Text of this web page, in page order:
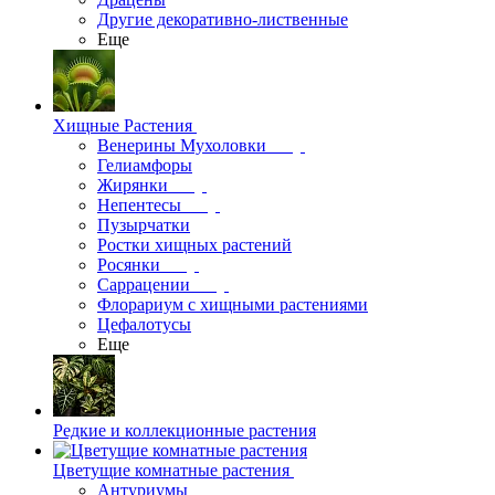
Другие декоративно-лиственные
Еще
Хищные Растения
Венерины Мухоловки
Гелиамфоры
Жирянки
Непентесы
Пузырчатки
Ростки хищных растений
Росянки
Саррацении
Флорариум с хищными растениями
Цефалотусы
Еще
Редкие и коллекционные растения
Цветущие комнатные растения
Антуриумы